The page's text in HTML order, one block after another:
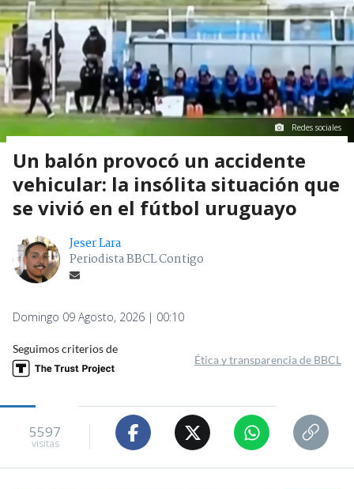
Redes sociales
Un balón provocó un accidente
vehicular: la insólita situación que
se vivió en el fútbol uruguayo
Jeser Lara
Periodista BBCL Contigo
Domingo 09 Agosto, 2026 | 00:10
Seguimos criterios de
Ética y transparencia de BBCL
5597
visitas